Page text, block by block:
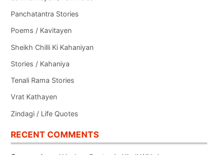
Panchatantra Stories
Poems / Kavitayen
Sheikh Chilli Ki Kahaniyan
Stories / Kahaniya
Tenali Rama Stories
Vrat Kathayen
Zindagi / Life Quotes
RECENT COMMENTS